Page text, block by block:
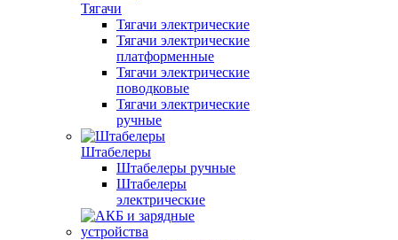
Тягачи
Тягачи электрические
Тягачи электрические
платформенные
Тягачи электрические
поводковые
Тягачи электрические
ручные
Штабелеры
Штабелеры ручные
Штабелеры
электрические